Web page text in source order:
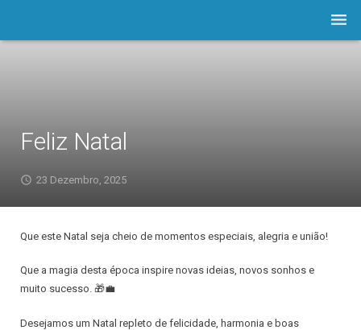
Prod./Serviços
Astuto.TV
Notícias
Contactos
Feliz Natal
23 Dezembro, 2025
Que este Natal seja cheio de momentos especiais, alegria e união!
Que a magia desta época inspire novas ideias, novos sonhos e
muito sucesso. 🎁💼
Desejamos um Natal repleto de felicidade, harmonia e boas